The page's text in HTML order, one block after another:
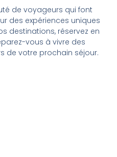
de voyageurs qui font
des expériences uniques
destinations, réservez en
vous à vivre des
de votre prochain séjour.